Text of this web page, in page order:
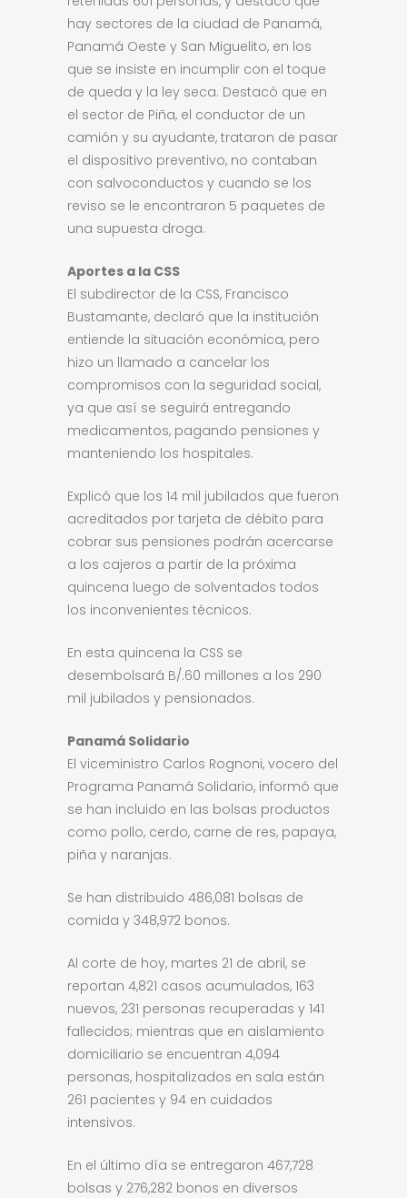
hay sectores de la ciudad de Panamá,
Panamá Oeste y San Miguelito, en los
que se insiste en incumplir con el toque
de queda y la ley seca. Destacó que en
el sector de Piña, el conductor de un
camión y su ayudante, trataron de pasar
el dispositivo preventivo, no contaban
con salvoconductos y cuando se los
reviso se le encontraron 5 paquetes de
una supuesta droga.
Aportes a la CSS
El subdirector de la CSS, Francisco
Bustamante, declaró que la institución
entiende la situación económica, pero
hizo un llamado a cancelar los
compromisos con la seguridad social,
ya que así se seguirá entregando
medicamentos, pagando pensiones y
manteniendo los hospitales.
Explicó que los 14 mil jubilados que fueron
acreditados por tarjeta de débito para
cobrar sus pensiones podrán acercarse
a los cajeros a partir de la próxima
quincena luego de solventados todos
los inconvenientes técnicos.
En esta quincena la CSS se
desembolsará B/.60 millones a los 290
mil jubilados y pensionados.
Panamá Solidario
El viceministro Carlos Rognoni, vocero del
Programa Panamá Solidario, informó que
se han incluido en las bolsas productos
como pollo, cerdo, carne de res, papaya,
piña y naranjas.
Se han distribuido 486,081 bolsas de
comida y 348,972 bonos.
Al corte de hoy, martes 21 de abril, se
reportan 4,821 casos acumulados, 163
nuevos, 231 personas recuperadas y 141
fallecidos; mientras que en aislamiento
domiciliario se encuentran 4,094
personas, hospitalizados en sala están
261 pacientes y 94 en cuidados
intensivos.
En el último día se entregaron 467,728
bolsas y 276,282 bonos en diversos